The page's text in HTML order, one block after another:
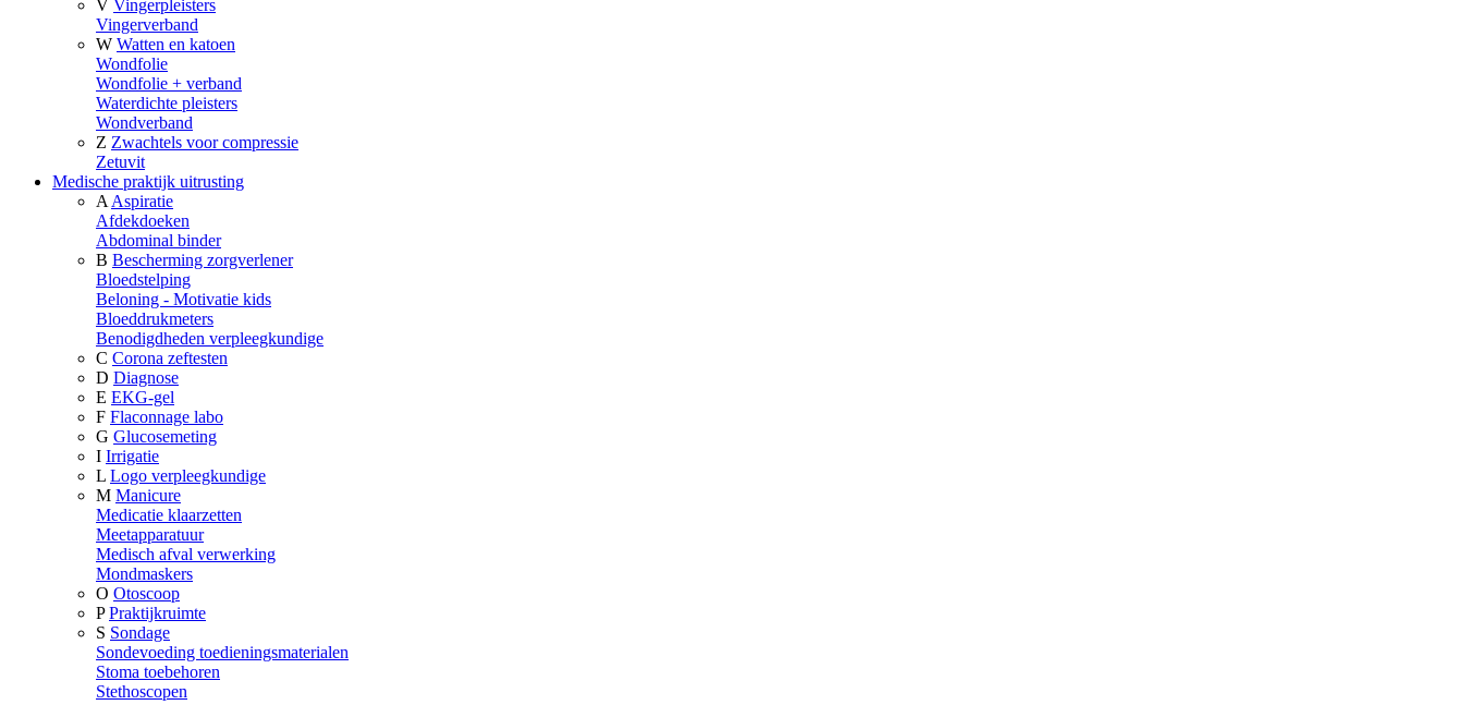
V Vingerpleisters
Vingerverband
W Watten en katoen
Wondfolie
Wondfolie + verband
Waterdichte pleisters
Wondverband
Z Zwachtels voor compressie
Zetuvit
Medische praktijk uitrusting
A Aspiratie
Afdekdoeken
Abdominal binder
B Bescherming zorgverlener
Bloedstelping
Beloning - Motivatie kids
Bloeddrukmeters
Benodigdheden verpleegkundige
C Corona zeftesten
D Diagnose
E EKG-gel
F Flaconnage labo
G Glucosemeting
I Irrigatie
L Logo verpleegkundige
M Manicure
Medicatie klaarzetten
Meetapparatuur
Medisch afval verwerking
Mondmaskers
O Otoscoop
P Praktijkruimte
S Sondage
Sondevoeding toedieningsmaterialen
Stoma toebehoren
Stethoscopen